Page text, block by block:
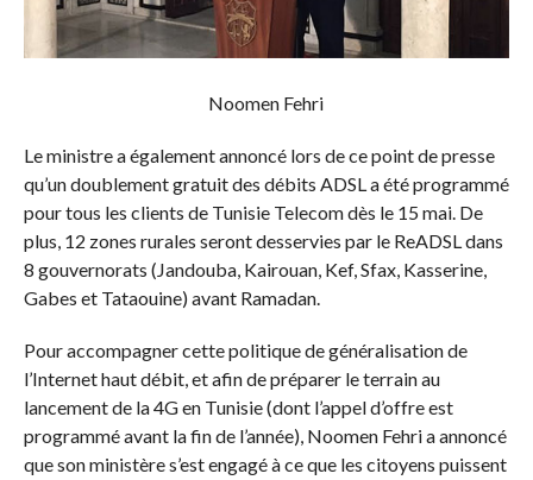
Noomen Fehri
Le ministre a également annoncé lors de ce point de presse
qu’un doublement gratuit des débits ADSL a été programmé
pour tous les clients de Tunisie Telecom dès le 15 mai. De
plus, 12 zones rurales seront desservies par le ReADSL dans
8 gouvernorats (Jandouba, Kairouan, Kef, Sfax, Kasserine,
Gabes et Tataouine) avant Ramadan.
Pour accompagner cette politique de généralisation de
l’Internet haut débit, et afin de préparer le terrain au
lancement de la 4G en Tunisie (dont l’appel d’offre est
programmé avant la fin de l’année), Noomen Fehri a annoncé
que son ministère s’est engagé à ce que les citoyens puissent